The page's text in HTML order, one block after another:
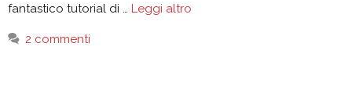
fantastico tutorial di … Leggi altro
2 commenti